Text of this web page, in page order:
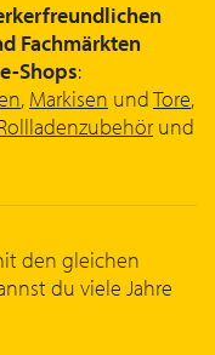
Fachmärkten
Shops:
, Markisen undTore,
und
den gleichen
du viele Jahre